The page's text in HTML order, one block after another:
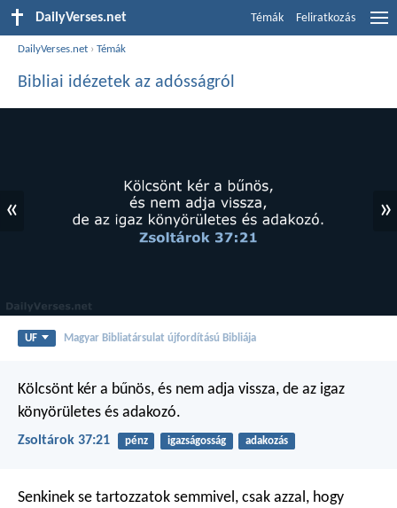
DailyVerses.net Témák Feliratkozás
DailyVerses.net ›Témák
Bibliai idézetek az adósságról
« »
UF Magyar Bibliatársulat újfordítású Bibliája
Kölcsönt kér a bűnös, és nem adja vissza, de az igaz
könyörületes és adakozó.
Zsoltárok 37:21 pénz igazságosság adakozás
Senkinek se tartozzatok semmivel, csak azzal, hogy